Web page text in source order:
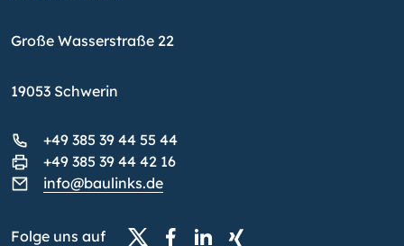
Große Wasserstraße 22
19053 Schwerin
+49 385 39 44 55 44
+49 385 39 44 42 16
info@baulinks.de
Folge uns auf